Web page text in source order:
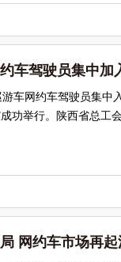
车驾驶员集中加
车网约车驾驶员集中
成功举行。陕西省总
网约车市场再起